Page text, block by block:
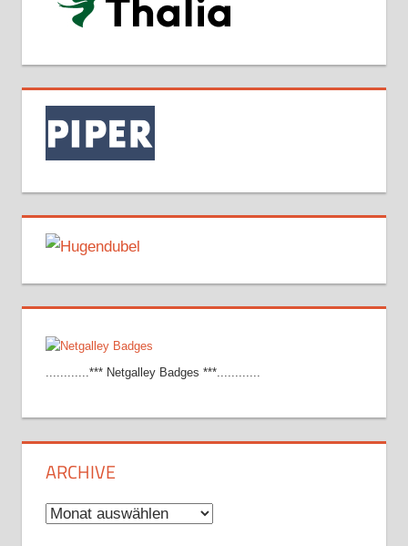
............*** Netgalley Badges ***............
ARCHIVE
Archive